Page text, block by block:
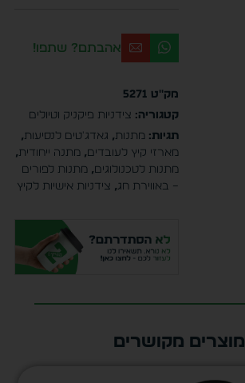
אהבתם? שתפו!
מק"ט 5271
קטגוריה: צידניות פיקניק וטיולים
תגיות: מתנות, גאדג'טים לנסיעות,
מארזי קיץ לעובדים, מתנה ייחודית,
מתנות לטכנולוגים, מתנות לפורים
– באווירת חג , צידניות אישיות לקיץ
מוצרים מקושרים